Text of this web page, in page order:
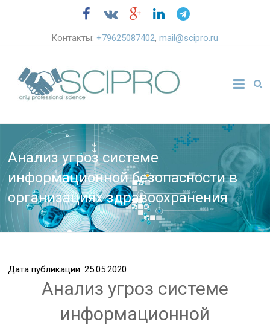
Контакты:+79625087402,mail@scipro.ru
Анализ угроз системе
информационной безопасности в
организациях здравоохранения
Дата публикации: 25.05.2020
Анализ угроз системе
информационной